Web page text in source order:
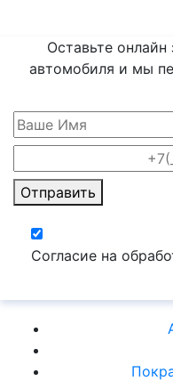
Оставьте
автомобиля и мы
Отправить
Согласие на